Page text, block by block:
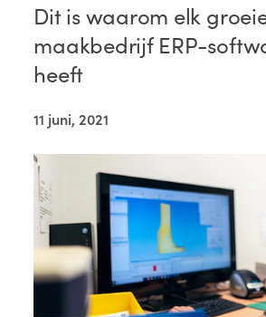
Dit is waarom elk
maakbedrijf ERP-
heeft
11 juni, 2021